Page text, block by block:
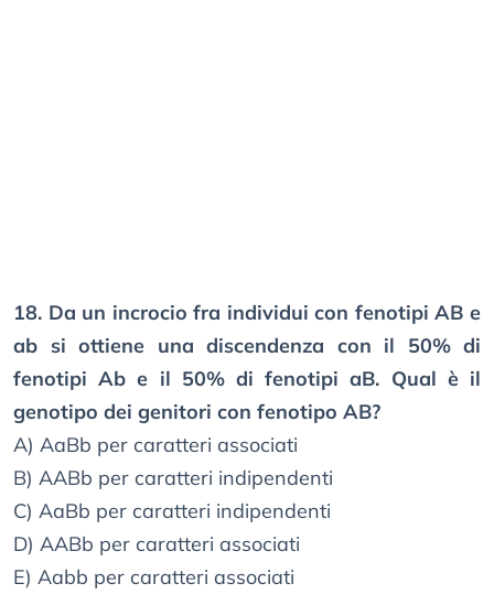
18. Da un incrocio fra individui con fenotipi AB e
ab si ottiene una discendenza con il 50% di
fenotipi Ab e il 50% di fenotipi aB. Qual è il
genotipo dei genitori con fenotipo AB?
A) AaBb per caratteri associati
B) AABb per caratteri indipendenti
C) AaBb per caratteri indipendenti
D) AABb per caratteri associati
E) Aabb per caratteri associati